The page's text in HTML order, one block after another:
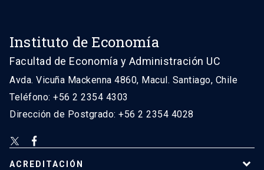
Instituto de Economía
Facultad de Economía y Administración UC
Avda. Vicuña Mackenna 4860, Macul. Santiago, Chile
Teléfono: +56 2 2354 4303
Dirección de Postgrado: +56 2 2354 4028
ACREDITACIÓN